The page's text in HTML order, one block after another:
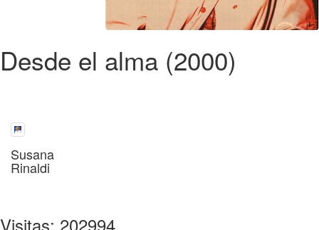
Desde el alma (2000)
Susana
Rinaldi
Visitas: 202994